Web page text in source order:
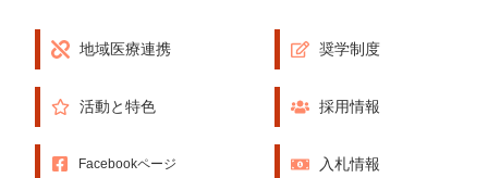
地域医療連携
活動と特色
Facebookページ
奨学制度
採用情報
入札情報